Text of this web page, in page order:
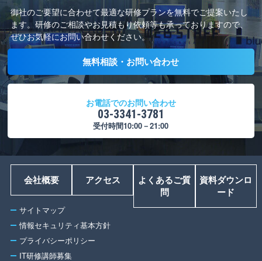
御社のご要望に合わせて最適な研修プランを無料でご提案いたし
ます。 研修のご相談やお見積もり依頼等も承っておりますので、
ぜひお気軽にお問い合わせください。
無料相談・お問い合わせ
お電話でのお問い合わせ
03-3341-3781
受付時間10:00－21:00
サイトマップ
情報セキュリティ基本方針
プライバシーポリシー
IT研修講師募集
会社概要 アクセス
よくあるご質
問
資料ダウンロ
ード